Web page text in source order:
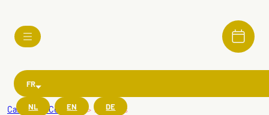
contenu
FR
NL EN DE
Camping à Corcieux Activités